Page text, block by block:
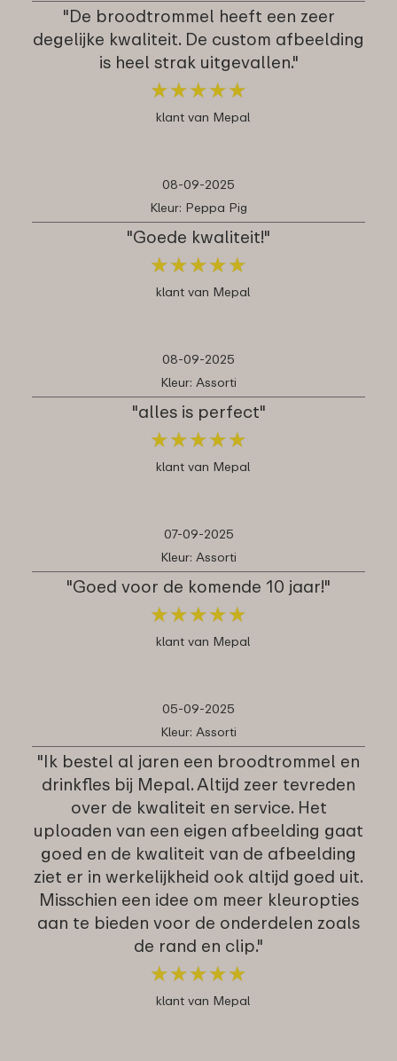
"De broodtrommel heeft een zeer
degelijke kwaliteit. De custom afbeelding
is heel strak uitgevallen."
★★★★★
★★★★★
klant van Mepal
08-09-2025
Kleur: Peppa Pig
"Goede kwaliteit!"
★★★★★
★★★★★
klant van Mepal
08-09-2025
Kleur: Assorti
"alles is perfect"
★★★★★
★★★★★
klant van Mepal
07-09-2025
Kleur: Assorti
"Goed voor de komende 10 jaar!"
★★★★★
★★★★★
klant van Mepal
05-09-2025
Kleur: Assorti
"Ik bestel al jaren een broodtrommel en
drinkfles bij Mepal. Altijd zeer tevreden
over de kwaliteit en service. Het
uploaden van een eigen afbeelding gaat
goed en de kwaliteit van de afbeelding
ziet er in werkelijkheid ook altijd goed uit.
Misschien een idee om meer kleuropties
aan te bieden voor de onderdelen zoals
de rand en clip."
★★★★★
★★★★★
klant van Mepal